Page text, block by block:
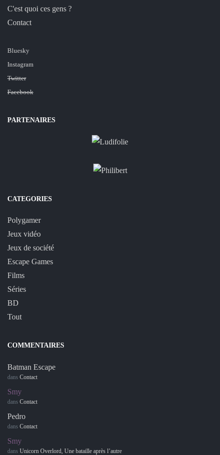
C'est quoi ces gens ?
Contact
Bluesky
Instagram
Twitter
Facebook
PARTENAIRES
CATEGORIES
Polygamer
Jeux vidéo
Jeux de société
Escape Games
Films
Séries
BD
Tout
COMMENTAIRES
Batman Escape
dans Contact
Smy
dans Contact
Pedro
dans Contact
Smy
dans Unicorn Overlord, Une bataille après l’autre